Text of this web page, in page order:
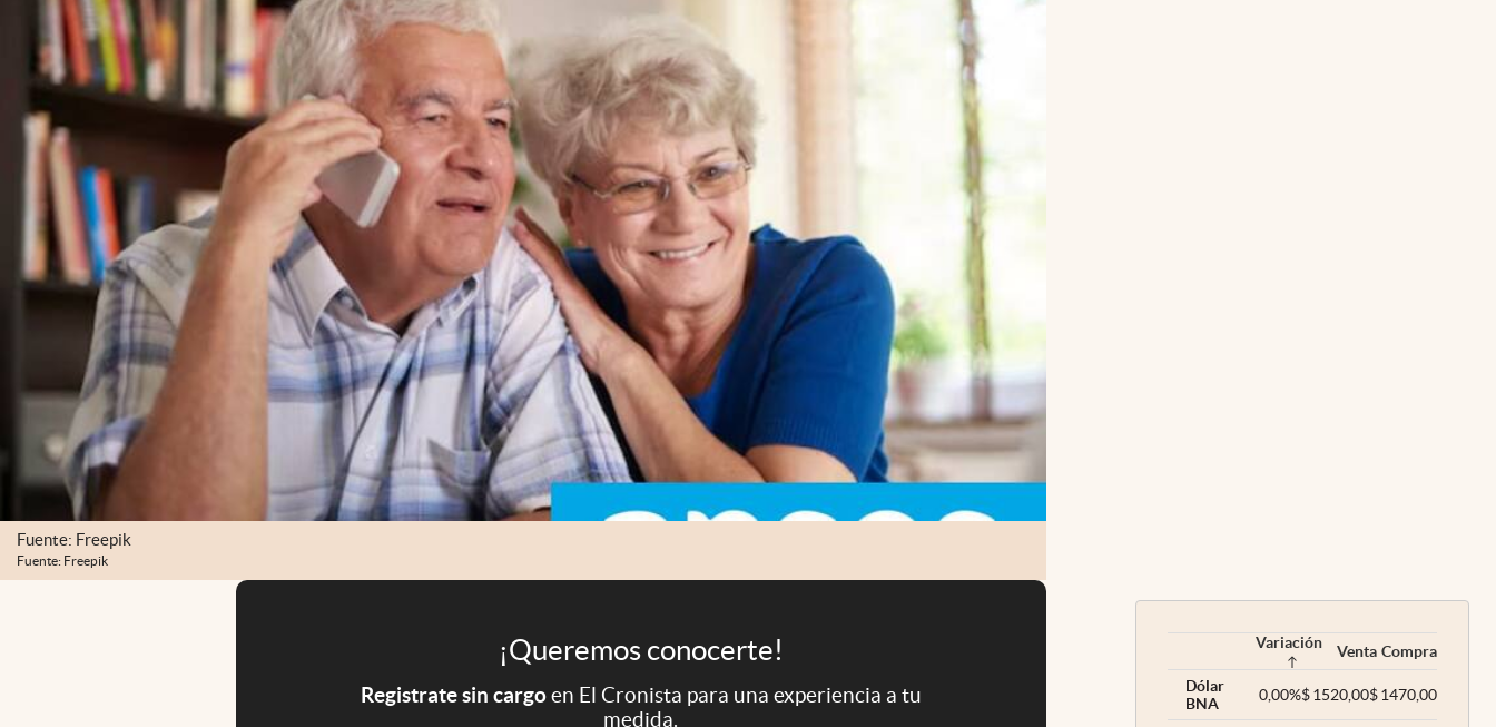
Fuente: Freepik
Fuente: Freepik
¡Queremos conocerte!
Registrate sin cargoen El Cronista para una experiencia a tu
medida.
Variación Venta Compra
Dólar
BNA
0,00%$1520,00$1470,00